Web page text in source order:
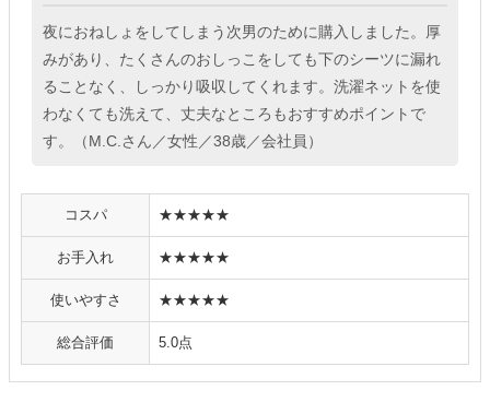
夜におねしょをしてしまう次男のために購入しました。厚
みがあり、たくさんのおしっこをしても下のシーツに漏れ
ることなく、しっかり吸収してくれます。洗濯ネットを使
わなくても洗えて、丈夫なところもおすすめポイントで
す。（M.C.さん／女性／38歳／会社員）
コスパ ★★★★★
お手入れ ★★★★★
使いやすさ ★★★★★
総合評価 5.0点